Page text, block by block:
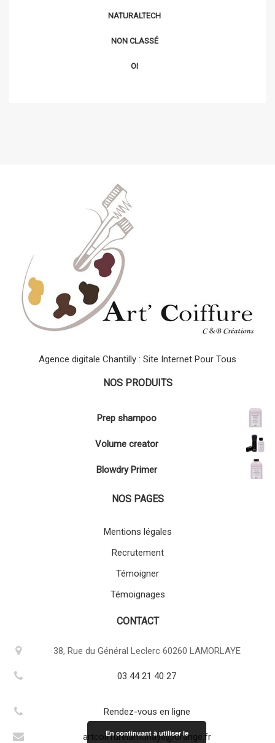
NATURALTECH
NON CLASSÉ
OI
Agence digitale Chantilly : Site Internet Pour Tous
NOS PRODUITS
Prep shampoo
Volume creator
Blowdry Primer
NOS PAGES
Mentions légales
Recrutement
Témoigner
Témoignages
CONTACT
38, Rue du Général Leclerc 60260 LAMORLAYE
03 44 21 40 27
Rendez-vous en ligne
artcoiffurelamorlaye@orange.fr
En continuant à utiliser le